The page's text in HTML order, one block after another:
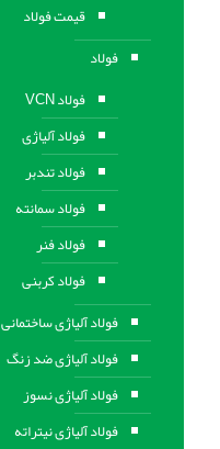
قیمت فولاد
فولاد
فولاد VCN
فولاد آلیاژی
فولاد تندبر
فولاد سمانته
فولاد فنر
فولاد کربنی
فولاد آلیاژی ساختمانی
فولاد آلیاژی ضد زنگ
فولاد آلیاژی نسوز
فولاد آلیاژی نیتراته